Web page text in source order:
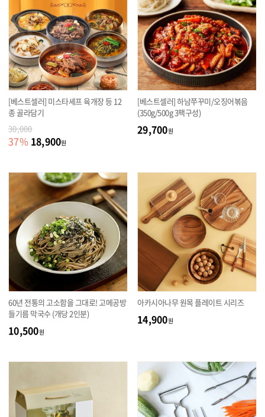
[베스트셀러] 미스타셰프 육개장 등 12
종 골라담기
30,000
37% 18,900원
[베스트셀러] 하남쭈꾸미/오징어볶음
(350g/500g 3팩구성)
29,700원
60년 전통의 고소함을 그대로! 고메공방
들기름 막국수 (개당 2인분)
10,500원
아카시아나무 원목 플레이트 시리즈
14,900원